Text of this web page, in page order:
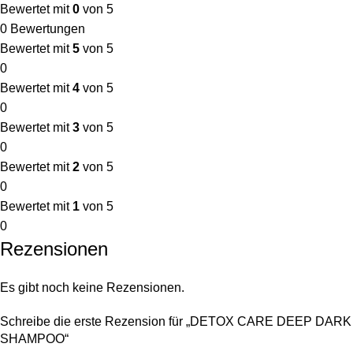
Bewertet mit0 von 5
0 Bewertungen
Bewertet mit5 von 5
0
Bewertet mit4 von 5
0
Bewertet mit3 von 5
0
Bewertet mit2 von 5
0
Bewertet mit 1 von 5
0
Rezensionen
Es gibt noch keine Rezensionen.
Schreibe die erste Rezension für „DETOX CARE DEEP DARK
SHAMPOO“